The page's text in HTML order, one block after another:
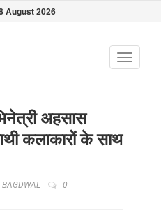
August 2026
Toggle
अहसास
कलाकारों के साथ
0